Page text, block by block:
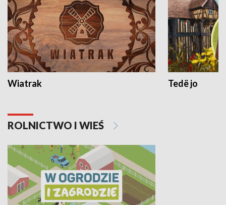
Wiatrak Tedë jo
ROLNICTWO I WIEŚ